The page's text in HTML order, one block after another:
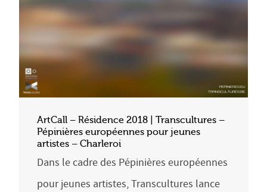
ArtCall – Résidence 2018 | Transcultures –
Pépinières européennes pour jeunes
artistes – Charleroi
Dans le cadre des Pépinières européennes
pour jeunes artistes, Transcultures lance